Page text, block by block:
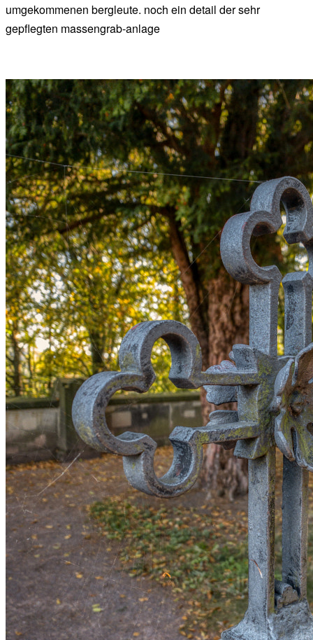
umgekommenen bergleute. noch ein detail der sehr
gepflegten massengrab-anlage